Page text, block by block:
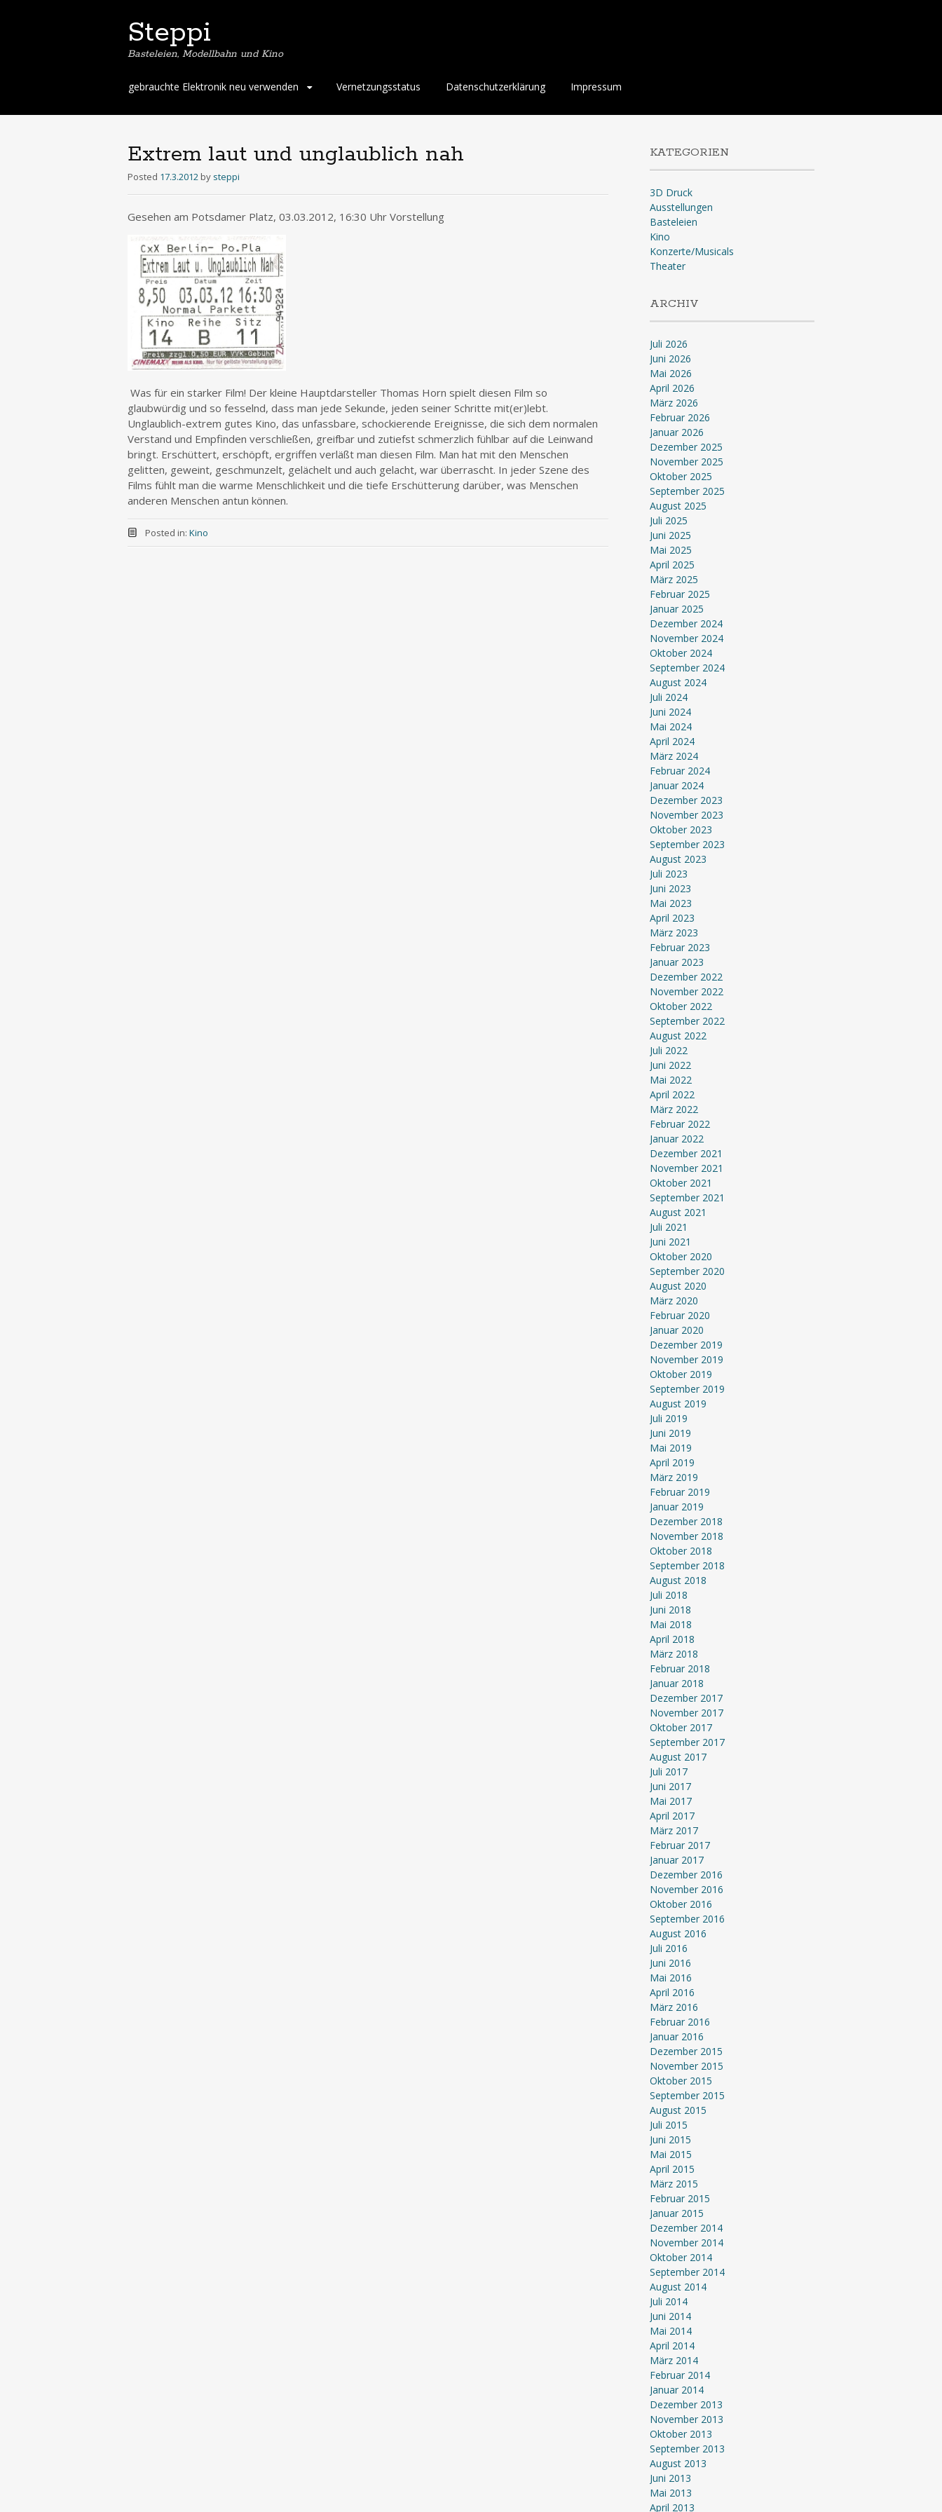
Steppi
Basteleien, Modellbahn und Kino
Skip
content
gebrauchte Elektronik neu verwenden Vernetzungsstatus Datenschutzerklärung Impressum
Extrem laut und unglaublich nah
Posted 17.3.2012 by steppi
Gesehen am Potsdamer Platz, 03.03.2012, 16:30 Uhr Vorstellung
Was für ein starker Film! Der kleine Hauptdarsteller Thomas Horn spielt diesen Film so
glaubwürdig und so fesselnd, dass man jede Sekunde, jeden seiner Schritte mit(er)lebt.
Unglaublich-extrem gutes Kino, das unfassbare, schockierende Ereignisse, die sich dem normalen
Verstand und Empfinden verschließen, greifbar und zutiefst schmerzlich fühlbar auf die Leinwand
bringt. Erschüttert, erschöpft, ergriffen verläßt man diesen Film. Man hat mit den Menschen
gelitten, geweint, geschmunzelt, gelächelt und auch gelacht, war überrascht. In jeder Szene des
Films fühlt man die warme Menschlichkeit und die tiefe Erschütterung darüber, was Menschen
anderen Menschen antun können.
Posted in: Kino
KATEGORIEN
3D Druck
Ausstellungen
Basteleien
Kino
Konzerte/Musicals
Theater
ARCHIV
Juli 2026
Juni 2026
Mai 2026
April 2026
März 2026
Februar 2026
Januar 2026
Dezember 2025
November 2025
Oktober 2025
September 2025
August 2025
Juli 2025
Juni 2025
Mai 2025
April 2025
März 2025
Februar 2025
Januar 2025
Dezember 2024
November 2024
Oktober 2024
September 2024
August 2024
Juli 2024
Juni 2024
Mai 2024
April 2024
März 2024
Februar 2024
Januar 2024
Dezember 2023
November 2023
Oktober 2023
September 2023
August 2023
Juli 2023
Juni 2023
Mai 2023
April 2023
März 2023
Februar 2023
Januar 2023
Dezember 2022
November 2022
Oktober 2022
September 2022
August 2022
Juli 2022
Juni 2022
Mai 2022
April 2022
März 2022
Februar 2022
Januar 2022
Dezember 2021
November 2021
Oktober 2021
September 2021
August 2021
Juli 2021
Juni 2021
Oktober 2020
September 2020
August 2020
März 2020
Februar 2020
Januar 2020
Dezember 2019
November 2019
Oktober 2019
September 2019
August 2019
Juli 2019
Juni 2019
Mai 2019
April 2019
März 2019
Februar 2019
Januar 2019
Dezember 2018
November 2018
Oktober 2018
September 2018
August 2018
Juli 2018
Juni 2018
Mai 2018
April 2018
März 2018
Februar 2018
Januar 2018
Dezember 2017
November 2017
Oktober 2017
September 2017
August 2017
Juli 2017
Juni 2017
Mai 2017
April 2017
März 2017
Februar 2017
Januar 2017
Dezember 2016
November 2016
Oktober 2016
September 2016
August 2016
Juli 2016
Juni 2016
Mai 2016
April 2016
März 2016
Februar 2016
Januar 2016
Dezember 2015
November 2015
Oktober 2015
September 2015
August 2015
Juli 2015
Juni 2015
Mai 2015
April 2015
März 2015
Februar 2015
Januar 2015
Dezember 2014
November 2014
Oktober 2014
September 2014
August 2014
Juli 2014
Juni 2014
Mai 2014
April 2014
März 2014
Februar 2014
Januar 2014
Dezember 2013
November 2013
Oktober 2013
September 2013
August 2013
Juni 2013
Mai 2013
April 2013